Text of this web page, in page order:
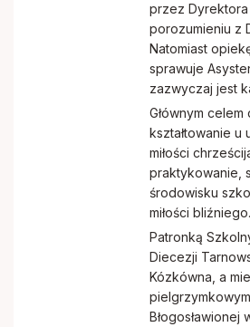
Chór parafialnyprzez Dyrektora
porozumieniu z
Natomiast
sprawuje
zazwyczaj jest
Głównym celem
kształtowanie u
miłości
praktykowanie,
środowisku
miłości bliźniego.
Patronką
Diecezji
Kózkówna, a
Błogosławionej